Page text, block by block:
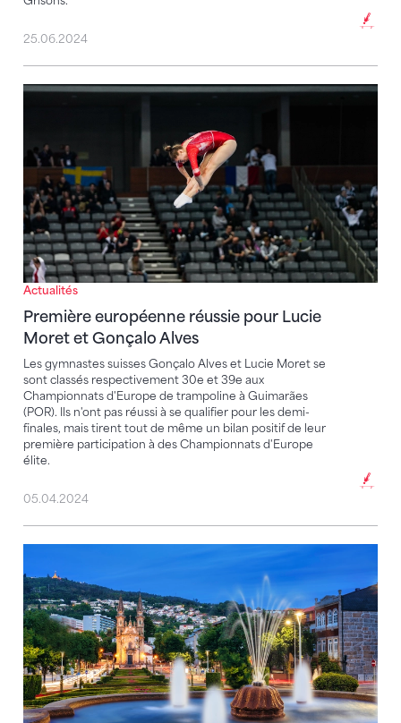
25.06.2024
Actualités
Première européenne réussie pour Lucie
Moret et Gonçalo Alves
Les gymnastes suisses Gonçalo Alves et Lucie Moret se
sont classés respectivement 30e et 39e aux
Championnats d'Europe de trampoline à Guimarães
(POR). Ils n'ont pas réussi à se qualifier pour les demi-
finales, mais tirent tout de même un bilan positif de leur
première participation à des Championnats d'Europe
élite.
Première européenne réussie pour Lucie Moret et
05.04.2024